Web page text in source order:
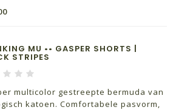
rijkelijk geborduurd met
MU •• GASPER SHORTS |
STRIPES
multicolor gestreepte bermuda van
katoen. Comfortabele pasvorm,